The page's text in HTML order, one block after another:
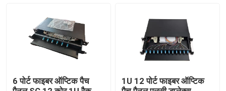
6 पोर्ट फाइबर ऑप्टिक पैच
1U 12 पोर्ट फाइबर ऑप्टिक